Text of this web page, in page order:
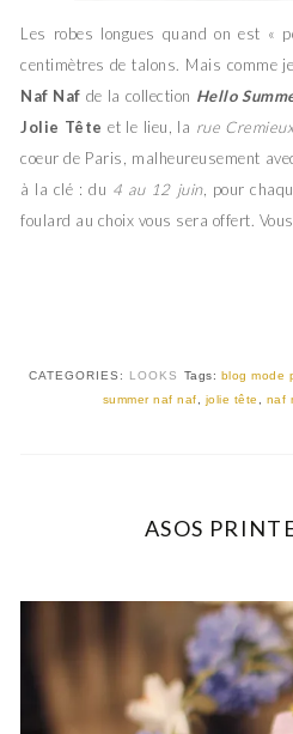
Les robes longues quand on est «
centimètres de talons. Mais comme
Naf Naf de la collection Hello
Jolie Tête et le lieu, la rue
coeur de Paris, malheureusement
à la clé : du 4 au 12 juin, pour
foulard au choix vous sera offert.
CATEGORIES: LOOKS Tags: blog mode
summer naf naf
jolie tête naf
ASOS